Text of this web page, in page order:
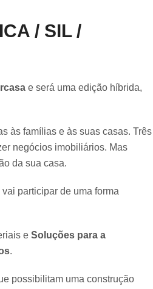
/ SIL /
e será uma edição híbrida,
às famílias e às suas casas. Três
negócios imobiliários. Mas
da sua casa.
vai participar de uma forma
e Soluções para a
.
possibilitam uma construção